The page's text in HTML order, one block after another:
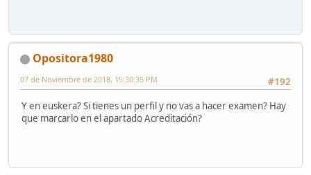
Opositora1980
#192
07 de Noviembre de 2018, 15:30:35 PM
Y en euskera? Si tienes un perfil y no vas a hacer examen? Hay
que marcarlo en el apartado Acreditación?